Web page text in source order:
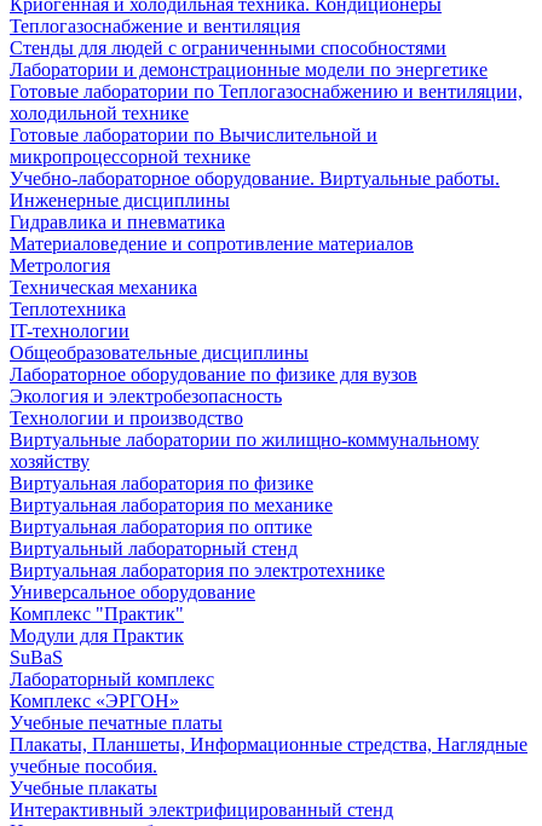
Криогенная и холодильная техника. Кондиционеры
Теплогазоснабжение и вентиляция
Стенды для людей с ограниченными способностями
Лаборатории и демонстрационные модели по энергетике
Готовые лаборатории по Теплогазоснабжению и вентиляции,
холодильной технике
Готовые лаборатории по Вычислительной и
микропроцессорной технике
Учебно-лабораторное оборудование. Виртуальные работы.
Инженерные дисциплины
Гидравлика и пневматика
Материаловедение и сопротивление материалов
Метрология
Техническая механика
Теплотехника
IT-технологии
Общеобразовательные дисциплины
Лабораторное оборудование по физике для вузов
Экология и электробезопасность
Технологии и производство
Виртуальные лаборатории по жилищно-коммунальному
хозяйству
Виртуальная лаборатория по физике
Виртуальная лаборатория по механике
Виртуальная лаборатория по оптике
Виртуальный лабораторный стенд
Виртуальная лаборатория по электротехнике
Универсальное оборудование
Комплекс "Практик"
Модули для Практик
SuBaS
Лабораторный комплекс
Комплекс «ЭРГОН»
Учебные печатные платы
Плакаты, Планшеты, Информационные стредства, Наглядные
учебные пособия.
Учебные плакаты
Интерактивный электрифицированный стенд